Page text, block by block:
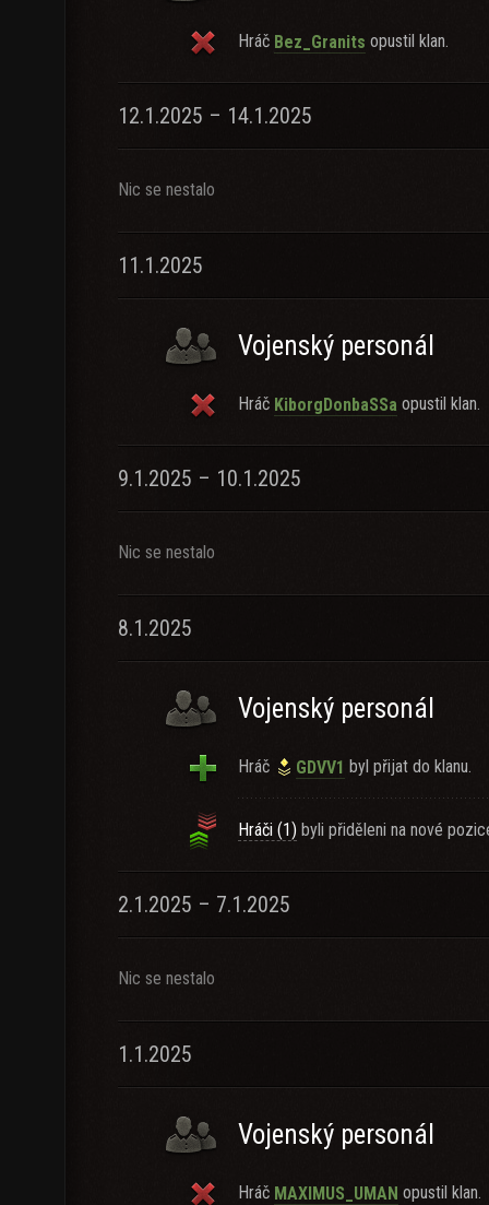
Hráč Bez_Granits opustil klan.
12.1.2025 – 14.1.2025
Nic se nestalo
11.1.2025
Vojenský personál
Hráč KiborgDonbaSSa opustil klan.
9.1.2025 – 10.1.2025
Nic se nestalo
8.1.2025
Vojenský personál
Hráč GDVV1 byl přijat do klanu.
Hráči (1) byli přiděleni na nové
2.1.2025 – 7.1.2025
Nic se nestalo
1.1.2025
Vojenský personál
Hráč MAXIMUS_UMAN opustil klan.